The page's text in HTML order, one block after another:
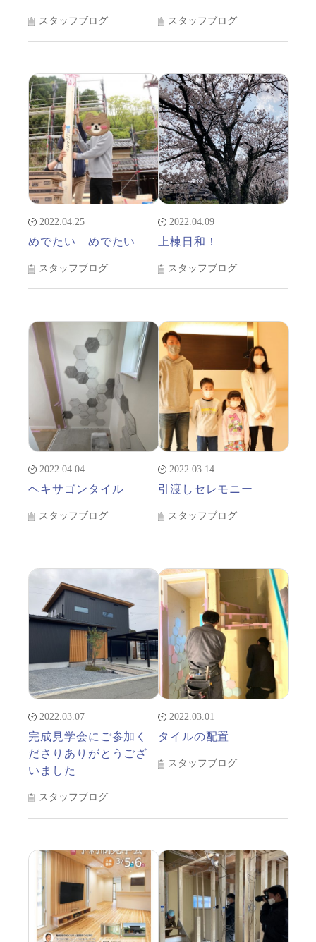
スタッフブログ スタッフブログ
2022.04.25
めでたい めでたい
スタッフブログ
2022.04.09
上棟日和！
スタッフブログ
2022.04.04
ヘキサゴンタイル
スタッフブログ
2022.03.14
引渡しセレモニー
スタッフブログ
2022.03.07
完成見学会にご参加く
ださりありがとうござ
いました
スタッフブログ
2022.03.01
タイルの配置
スタッフブログ